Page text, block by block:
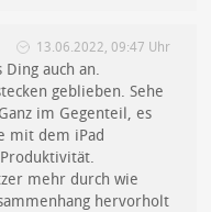
13.06.2022, 09:47 Uhr
Ding auch an.
geblieben. Sehe
im Gegenteil, es
mit dem iPad
mehr durch wie
hervorholt